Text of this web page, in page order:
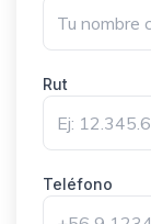
Rut
Teléfono